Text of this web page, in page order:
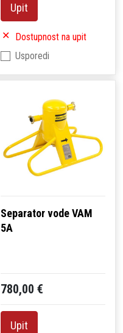
Upit
Dostupnost na upit
Usporedi
Separator vode VAM
5A
780,00 €
Upit